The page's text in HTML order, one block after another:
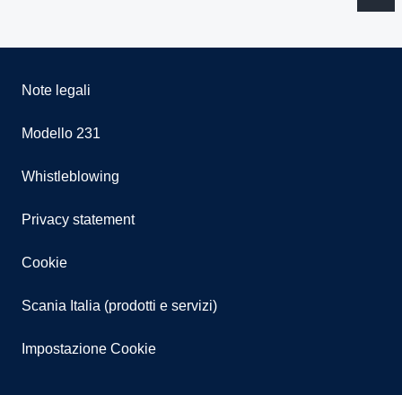
Note legali
Modello 231
Whistleblowing
Privacy statement
Cookie
Scania Italia (prodotti e servizi)
Impostazione Cookie